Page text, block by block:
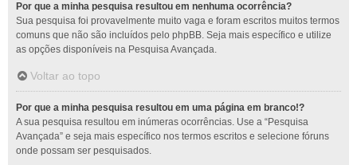
Por que a minha pesquisa resultou em nenhuma ocorrência?
Sua pesquisa foi provavelmente muito vaga e foram escritos muitos termos
comuns que não são incluídos pelo phpBB. Seja mais específico e utilize
as opções disponíveis na Pesquisa Avançada.
Voltar ao topo
Por que a minha pesquisa resultou em uma página em branco!?
A sua pesquisa resultou em inúmeras ocorrências. Use a “Pesquisa
Avançada” e seja mais específico nos termos escritos e selecione fóruns
onde possam ser pesquisados.